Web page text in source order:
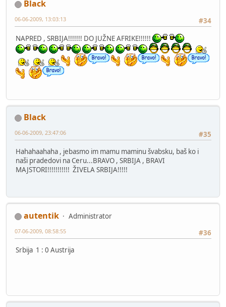
Black
#34
06-06-2009, 13:03:13
NAPRED , SRBIJA!!!!!!! DO JUŽNE AFRIKE!!!!!!
Black
#35
06-06-2009, 23:47:06
Hahahaahaha , jebasmo im mamu maminu švabsku, baš ko i
naši pradedovi na Ceru...BRAVO , SRBIJA , BRAVI
MAJSTORI!!!!!!!!!!! ŽIVELA SRBIJA!!!!!
autentik
Administrator
#36
07-06-2009, 08:58:55
Srbija 1 : 0 Austrija